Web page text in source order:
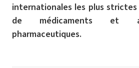
internationales les plus
de médicaments et
pharmaceutiques.